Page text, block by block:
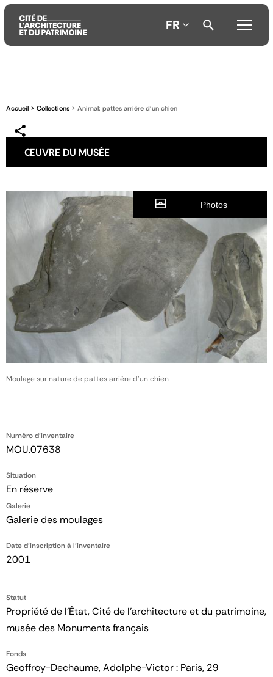
contenu
menu
la
FR
Accueil Collections Animal: pattes arrière d'un chien
ŒUVRE DU MUSÉE
Numéro d'inventaire
MOU.07638
Situation
En réserve
Galerie
Galerie des moulages
Date d'inscription à l'inventaire
2001
Statut
Propriété de l’État, Cité de l’architecture et du patrimoine,
musée des Monuments français
Fonds
Geoffroy-Dechaume, Adolphe-Victor : Paris, 29
Moulage sur nature de pattes arrière d'un chien
Photos